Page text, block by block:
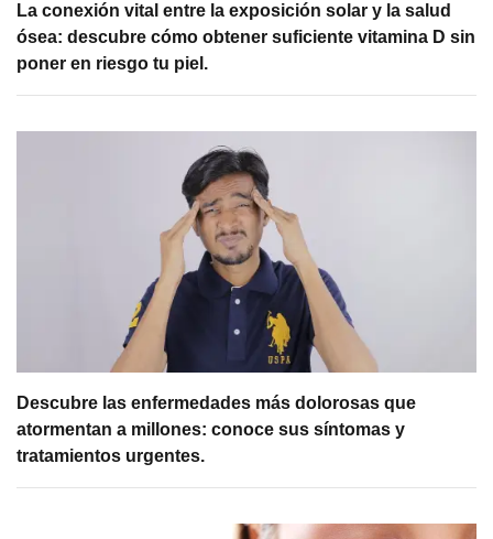
La conexión vital entre la exposición solar y la salud
ósea: descubre cómo obtener suficiente vitamina D sin
poner en riesgo tu piel.
Descubre las enfermedades más dolorosas que
atormentan a millones: conoce sus síntomas y
tratamientos urgentes.